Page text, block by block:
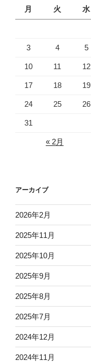
月
火 水
3 4 5
10 11 12
17 18 19
24 25 26
31
« 2月
アーカイブ
2026年2月
2025年11月
2025年10月
2025年9月
2025年8月
2025年7月
2024年12月
2024年11月